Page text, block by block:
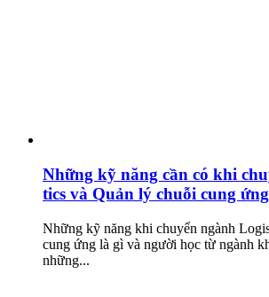
Những kỹ năng cần có khi
tics và Quản lý chuỗi cung ứng
Những kỹ năng khi chuyển ngành
cung ứng là gì và người học từ ngành
những...